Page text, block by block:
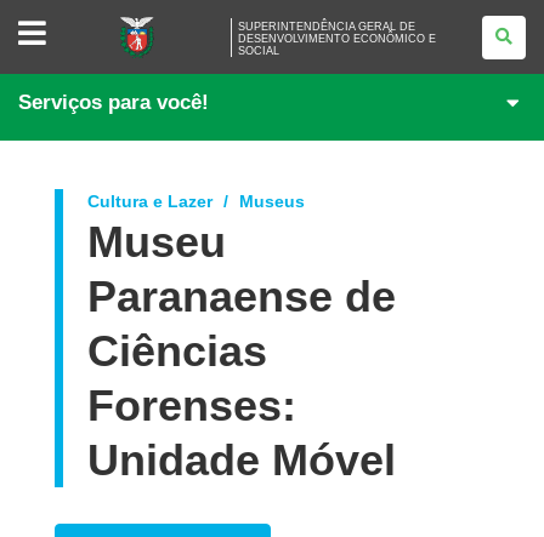
SUPERINTENDÊNCIA
DESENVOLVIMENTO
ECONÔMICO
E
SUPERINTENDÊNCIA GERAL DE
DESENVOLVIMENTO ECONÔMICO E
SOCIAL
Serviços para você!
Cultura e Lazer Museus
Museu
Paranaense de
Ciências
Forenses:
Unidade Móvel